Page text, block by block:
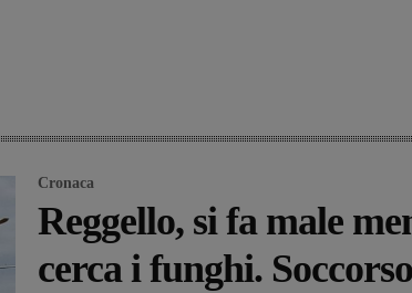
Cronaca
Reggello, si fa male
cerca i funghi.